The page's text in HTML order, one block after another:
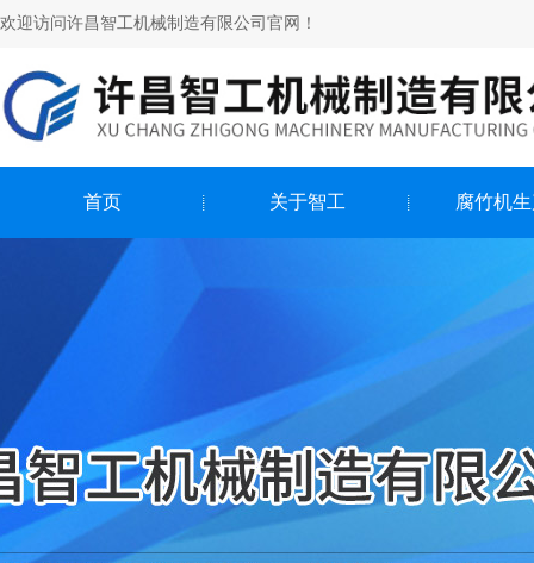
欢迎访问许昌智工机械制造有限公司官网！
首页 关于智工 腐竹机